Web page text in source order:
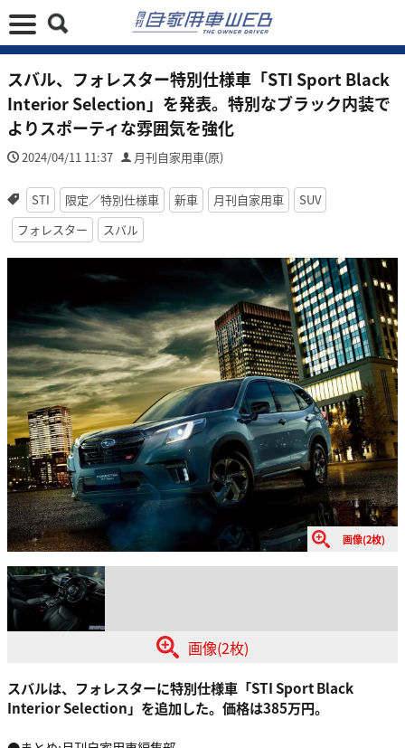
スバル、フォレスター特別仕様車「STI Sport Black
Interior Selection」を発表。特別なブラック内装で
よりスポーティな雰囲気を強化
2024/04/11 11:37 月刊自家用車(原)
STI 限定／特別仕様車 新車 月刊自家用車
SUV
フォレスター
スバル
画像(2枚)
画像(2枚)
スバルは、フォレスターに特別仕様車「STI Sport Black
Interior Selection」を追加した。価格は385万円。